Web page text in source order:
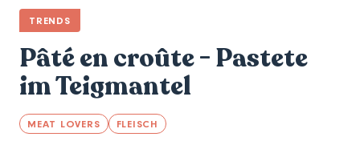
TRENDS
Pâté en croûte - Pastete
im Teigmantel
MEAT LOVERS FLEISCH